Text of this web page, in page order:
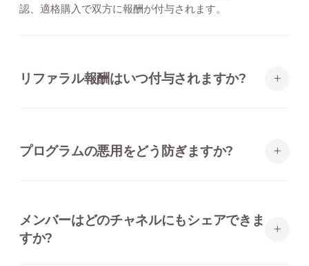
認、適格購入で双方に報酬が付与されます。
リファラル報酬はいつ付与されますか? +
た時のみです。検証が完了した瞬間、アドボケイ
プログラムの悪用をどう防ぎますか? +
ファラルリングを検出。アドボケイトごとの上限
も設定できます。
メンバーはどのチャネルにもシェアできま
すか?
+